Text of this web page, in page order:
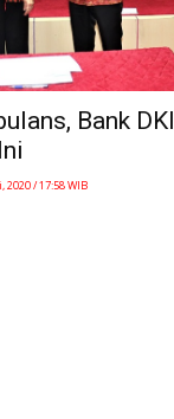
Bank DKI
2020 / 17:58 WIB